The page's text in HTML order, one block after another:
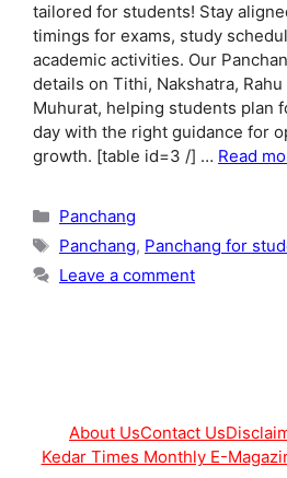
tailored for students! Stay
timings for exams, study
academic activities. Our
details on Tithi, Nakshatra, Rahu
Muhurat, helping students plan
day with the right guidance for
growth. [table id=3 /] … Read
Categories
Panchang
Tags
Panchang, Panchang for
Leave a comment
About UsContact Us
Kedar Times Monthly E-